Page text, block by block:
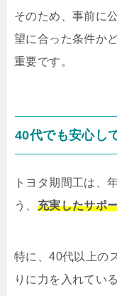
そのため、事前に
望に合った条件か
重要です。
40代でも安心し
トヨタ期間工は、
う、 充実したサポ
特に、40代以上の
りに力を入れてい